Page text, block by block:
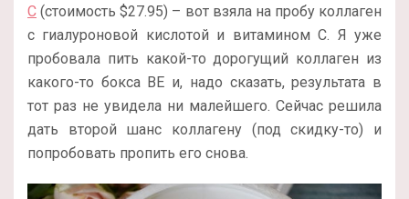
C (стоимость $27.95) – вот взяла на пробу коллаген
с гиалуроновой кислотой и витамином С. Я уже
пробовала пить какой-то дорогущий коллаген из
какого-то бокса BE и, надо сказать, результата в
тот раз не увидела ни малейшего. Сейчас решила
дать второй шанс коллагену (под скидку-то) и
попробовать пропить его снова.